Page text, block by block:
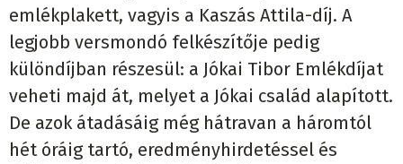
emlékplakett, vagyis a Kaszás Attila-díj. A
legjobb versmondó felkészítője pedig
különdíjban részesül: a Jókai Tibor Emlékdíjat
veheti majd át, melyet a Jókai család alapított.
De azok átadásáig még hátravan a háromtól
hét óráig tartó, eredményhirdetéssel és